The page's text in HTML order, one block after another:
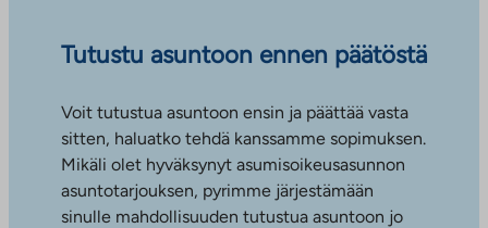
Tutustu asuntoon ennen päätöstä
Voit tutustua asuntoon ensin ja päättää vasta
sitten, haluatko tehdä kanssamme sopimuksen.
Mikäli olet hyväksynyt asumisoikeusasunnon
asuntotarjouksen, pyrimme järjestämään
sinulle mahdollisuuden tutustua asuntoon jo